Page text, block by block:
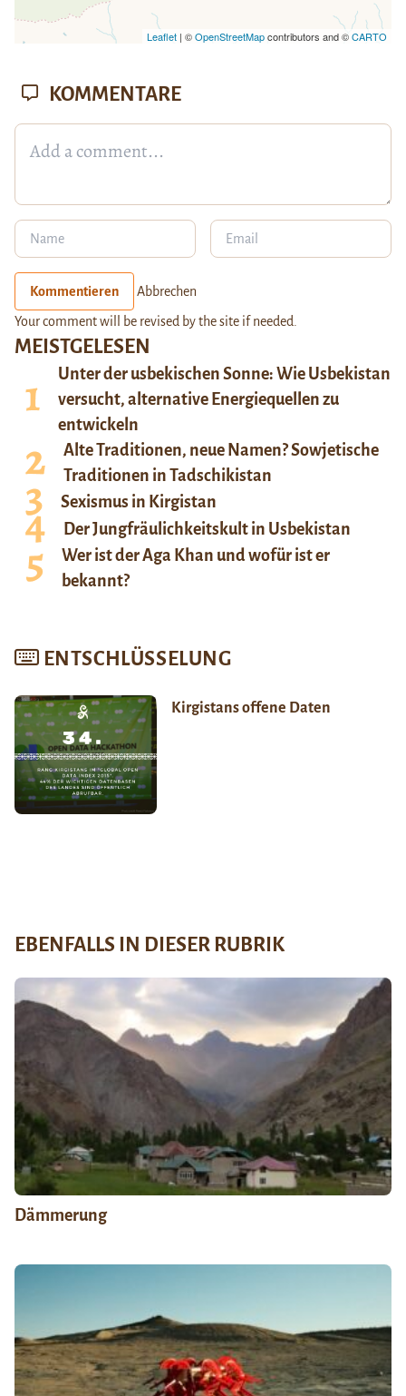
Leaflet| ©OpenStreetMapcontributors and ©CARTO
MEISTGELESEN
Unter der usbekischen Sonne: Wie Usbekistan
versucht, alternative Energiequellen zu
entwickeln
Alte Traditionen, neue Namen? Sowjetische
Traditionen in Tadschikistan
Sexismus in Kirgistan
Der Jungfräulichkeitskult in Usbekistan
Wer ist der Aga Khan und wofür ist er
bekannt?
ENTSCHLÜSSELUNG
Kirgistans offene Daten
KOMMENTARE
Kommentieren Abbrechen
Your comment will be revised by the site if needed.
EBENFALLS IN DIESER RUBRIK
Dämmerung